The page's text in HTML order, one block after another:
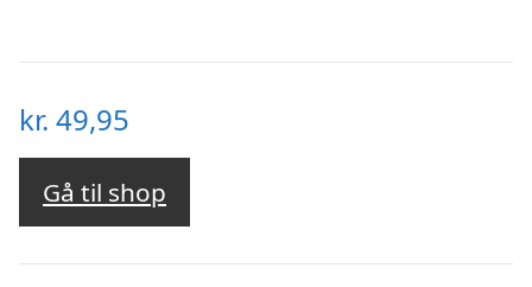
kr. 49,95
Gå til shop